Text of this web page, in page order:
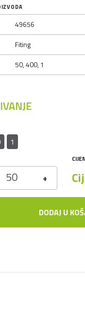
49656
Fiting
50, 400, 1
1
+
DODAJ U